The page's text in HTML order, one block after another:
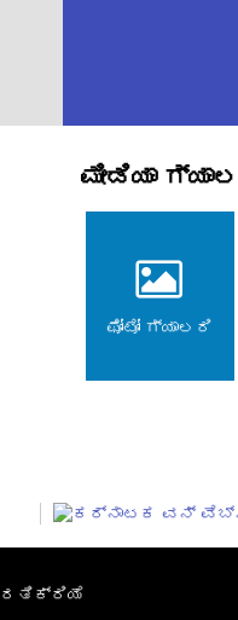
ಮೀಡಿಯಾ
ಫೋಟೋ ಗ್ಯಾಲರಿ